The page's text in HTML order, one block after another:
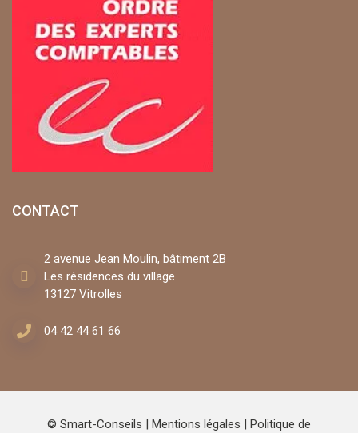
CONTACT
2 avenue Jean Moulin, bâtiment 2B
Les résidences du village
13127 Vitrolles
04 42 44 61 66
© Smart-Conseils | Mentions légales | Politique de